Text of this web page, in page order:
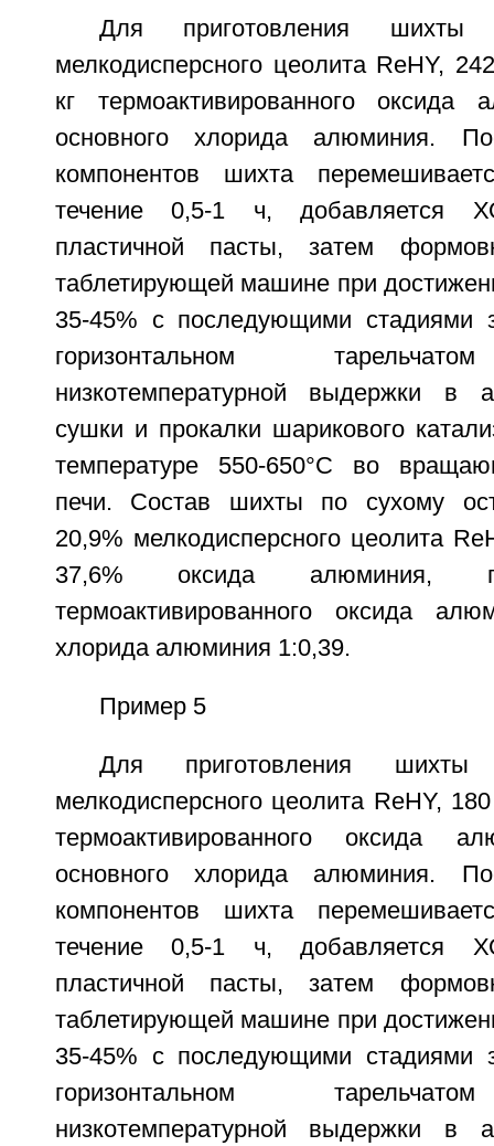
Для приготовления
мелкодисперсного цеолита ReНY,
кг термоактивированного оксида
основного хлорида алюминия.
компонентов шихта
течение 0,5-1 ч, добавляется
пластичной пасты, затем
таблетирующей машине при
35-45% с последующими стадиями
горизонтальном
низкотемпературной выдержки в
сушки и прокалки шарикового
температуре 550-650°C во
печи. Состав шихты по сухому
20,9% мелкодисперсного цеолита
37,6% оксида алюминия,
термоактивированного оксида
хлорида алюминия 1:0,39.
Пример 5
Для приготовления
мелкодисперсного цеолита ReНY,
термоактивированного оксида
основного хлорида алюминия.
компонентов шихта
течение 0,5-1 ч, добавляется
пластичной пасты, затем
таблетирующей машине при
35-45% с последующими стадиями
горизонтальном
низкотемпературной выдержки в